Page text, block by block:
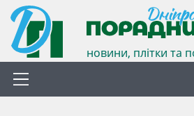
новини, плітки та